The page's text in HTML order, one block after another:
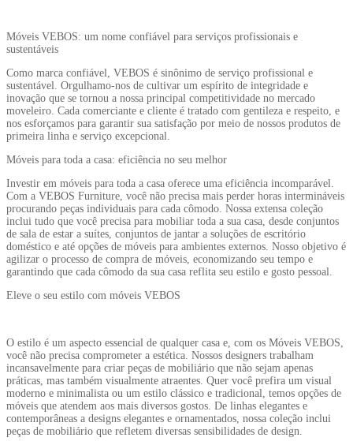
Móveis VEBOS: um nome confiável para serviços profissionais e
sustentáveis
Como marca confiável, VEBOS é sinônimo de serviço profissional e
sustentável. Orgulhamo-nos de cultivar um espírito de integridade e
inovação que se tornou a nossa principal competitividade no mercado
moveleiro. Cada comerciante e cliente é tratado com gentileza e respeito, e
nos esforçamos para garantir sua satisfação por meio de nossos produtos de
primeira linha e serviço excepcional.
Móveis para toda a casa: eficiência no seu melhor
Investir em móveis para toda a casa oferece uma eficiência incomparável.
Com a VEBOS Furniture, você não precisa mais perder horas intermináveis
​​procurando peças individuais para cada cômodo. Nossa extensa coleção
inclui tudo que você precisa para mobiliar toda a sua casa, desde conjuntos
de sala de estar a suítes, conjuntos de jantar a soluções de escritório
doméstico e até opções de móveis para ambientes externos. Nosso objetivo é
agilizar o processo de compra de móveis, economizando seu tempo e
garantindo que cada cômodo da sua casa reflita seu estilo e gosto pessoal.
Eleve o seu estilo com móveis VEBOS
O estilo é um aspecto essencial de qualquer casa e, com os Móveis VEBOS,
você não precisa comprometer a estética. Nossos designers trabalham
incansavelmente para criar peças de mobiliário que não sejam apenas
práticas, mas também visualmente atraentes. Quer você prefira um visual
moderno e minimalista ou um estilo clássico e tradicional, temos opções de
móveis que atendem aos mais diversos gostos. De linhas elegantes e
contemporâneas a designs elegantes e ornamentados, nossa coleção inclui
peças de mobiliário que refletem diversas sensibilidades de design.